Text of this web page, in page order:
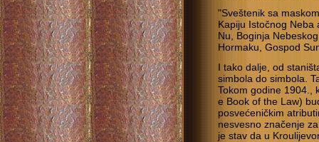
"Sveštenik sa
Kapiju Istočnog Neba
Nu, Boginja
Hormaku, Gospod
I tako dalje, od
simbola do simbola.
Tokom godine 1904.,
e Book of the Law)
posvećeničkim
nesvesno značenje
je stav da u